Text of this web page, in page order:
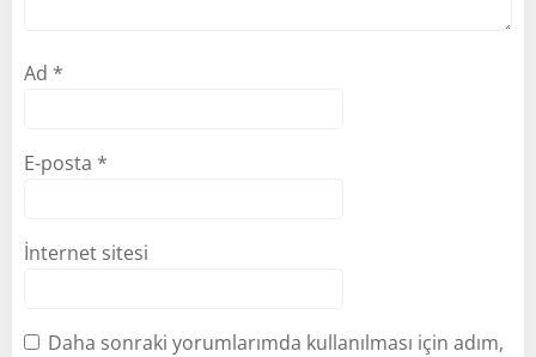
Ad *
E-posta *
İnternet sitesi
Daha sonraki yorumlarımda kullanılması için adım,